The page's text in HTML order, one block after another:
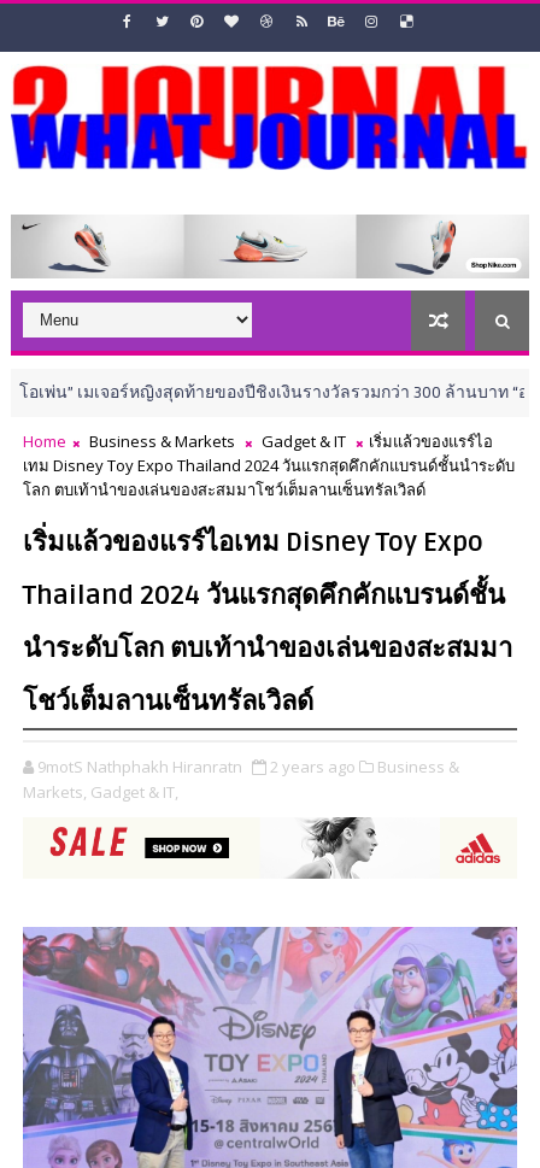
หญิงสุดท้ายของปีชิงเงินรางวัลรวมกว่า 300 ล้านบาท “อาฒยา” รอเวลาต
Home Business & Markets Gadget & IT
เริ่มแล้วของแรร์ไอ
เทม Disney Toy Expo Thailand 2024 วันแรกสุดคึกคักแบรนด์ชั้นนำระดับ
โลก ตบเท้านำของเล่นของสะสมมาโชว์เต็มลานเซ็นทรัลเวิลด์
เริ่มแล้วของแรร์ไอเทม Disney Toy Expo
Thailand 2024 วันแรกสุดคึกคักแบรนด์ชั้น
นำระดับโลก ตบเท้านำของเล่นของสะสมมา
โชว์เต็มลานเซ็นทรัลเวิลด์
9motS Nathphakh Hiranratn 2 years ago
Business &
Markets, Gadget & IT,